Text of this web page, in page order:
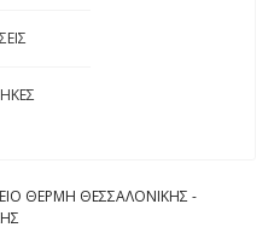
ΘΕΡΜΗ ΘΕΣΣΑΛΟΝΙΚΗΣ -